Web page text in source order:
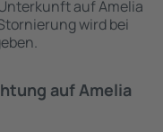
auf Amelia
wird bei
auf Amelia